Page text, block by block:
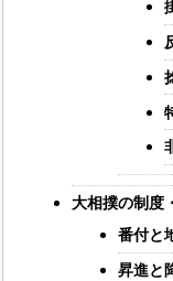
大相撲の制度
番付と
昇進と